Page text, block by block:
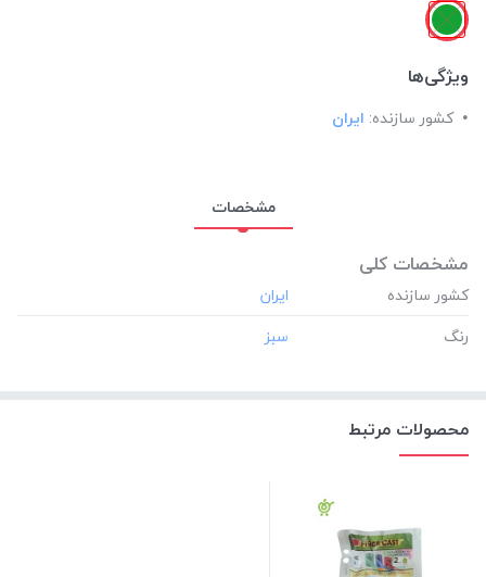
ویژگی‌ها
کشور سازنده: ایران
مشخصات
مشخصات کلی
کشور سازنده
رنگ
محصولات مرتبط